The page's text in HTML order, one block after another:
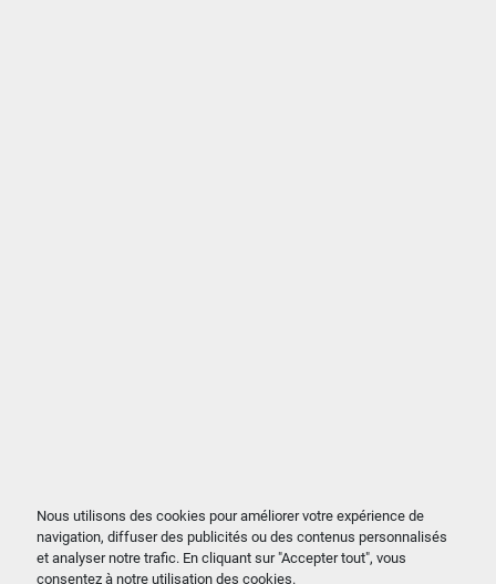
Nous utilisons des cookies pour améliorer votre expérience de
navigation, diffuser des publicités ou des contenus personnalisés
et analyser notre trafic. En cliquant sur "Accepter tout", vous
consentez à notre utilisation des cookies.